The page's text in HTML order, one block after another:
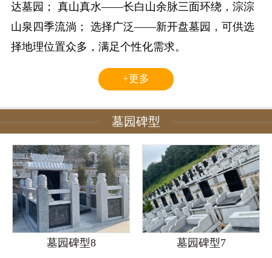
达墓园； 真山真水——长白山余脉三面环绕，淙淙
山泉四季流淌； 选择广泛——新开盘墓园，可供选
择地理位置众多，满足个性化需求。
+更多
墓园碑型
墓园碑型8 墓园碑型7